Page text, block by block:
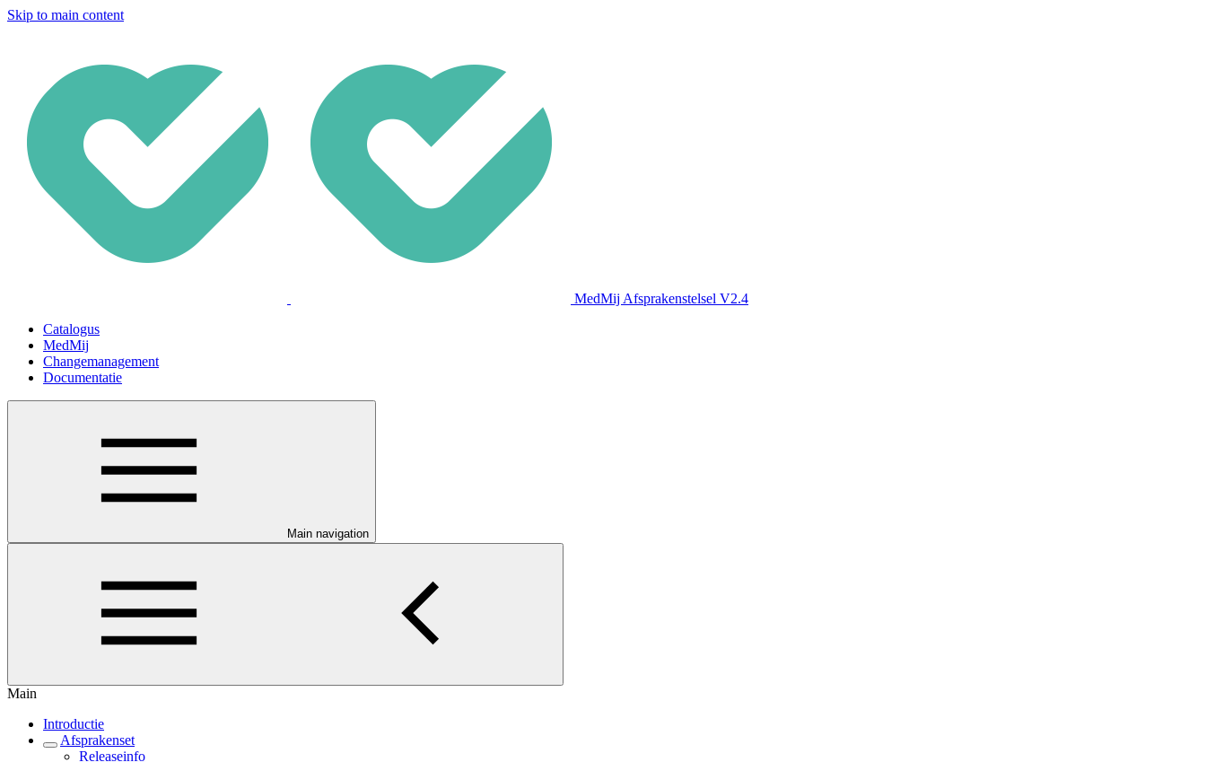
Skip to main content
MedMij Afsprakenstelsel V2.4
Catalogus
MedMij
Changemanagement
Documentatie
Main navigation
Main
Introductie
Afsprakenset
Releaseinfo